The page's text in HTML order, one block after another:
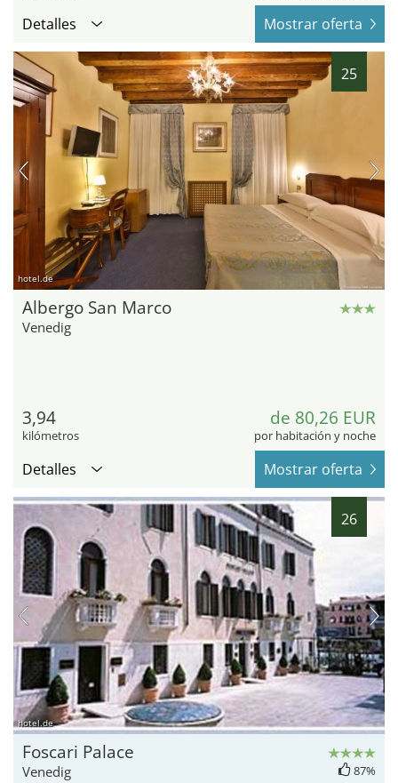
Detalles Mostrar oferta
25
hotel.de
Albergo San Marco
Venedig
3,94
kilómetros
de 80,26 EUR
por habitación y noche
Detalles Mostrar oferta
26
hotel.de
Foscari Palace
Venedig 87%